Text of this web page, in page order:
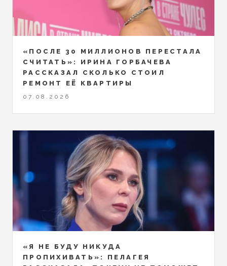
«ПОСЛЕ 30 МИЛЛИОНОВ ПЕРЕСТАЛА
СЧИТАТЬ»: ИРИНА ГОРБАЧЕВА
РАССКАЗАЛ СКОЛЬКО СТОИЛ
РЕМОНТ ЕЁ КВАРТИРЫ
07.08.2026
«Я НЕ БУДУ НИКУДА
ПРОПИХИВАТЬ»: ПЕЛАГЕЯ